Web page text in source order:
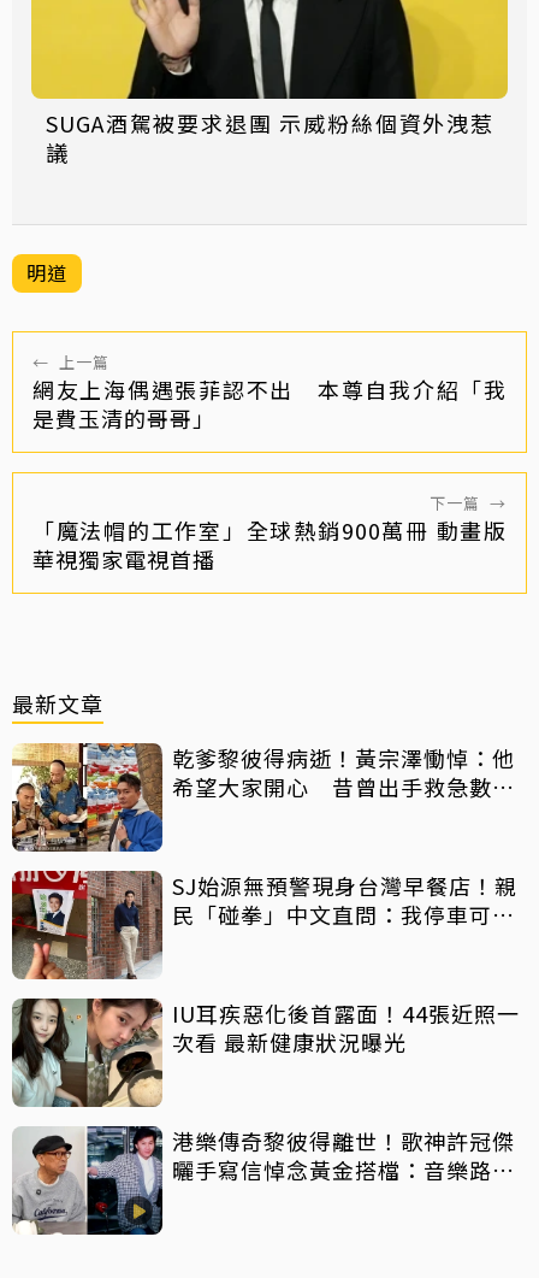
SUGA酒駕被要求退團 示威粉絲個資外洩惹
議
明道
← 上一篇
網友上海偶遇張菲認不出 本尊自我介紹「我
是費玉清的哥哥」
下一篇 →
「魔法帽的工作室」全球熱銷900萬冊 動畫版
華視獨家電視首播
最新文章
乾爹黎彼得病逝！黃宗澤慟悼：他
希望大家開心 昔曾出手救急數十
SJ始源無預警現身台灣早餐店！親
民「碰拳」中文直問：我停車可以
IU耳疾惡化後首露面！44張近照一
次看 最新健康狀況曝光
港樂傳奇黎彼得離世！歌神許冠傑
曬手寫信悼念黃金搭檔：音樂路上